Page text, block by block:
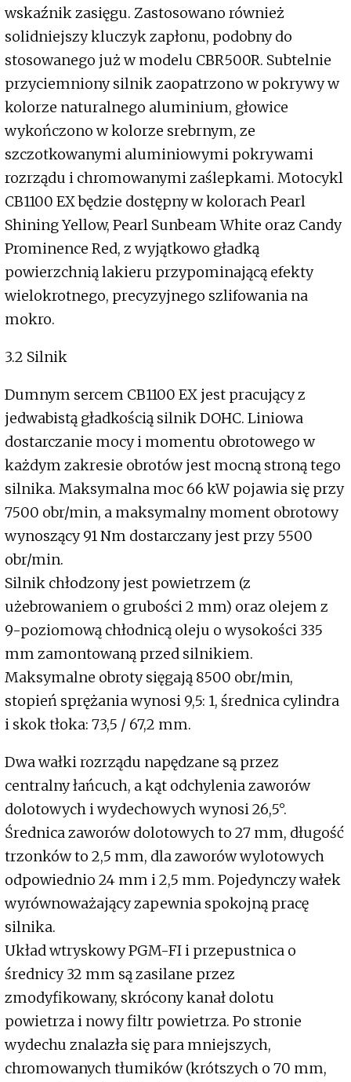
wskaźnik zasięgu. Zastosowano również
solidniejszy kluczyk zapłonu, podobny do
stosowanego już w modelu CBR500R. Subtelnie
przyciemniony silnik zaopatrzono w pokrywy w
kolorze naturalnego aluminium, głowice
wykończono w kolorze srebrnym, ze
szczotkowanymi aluminiowymi pokrywami
rozrządu i chromowanymi zaślepkami. Motocykl
CB1100 EX będzie dostępny w kolorach Pearl
Shining Yellow, Pearl Sunbeam White oraz Candy
Prominence Red, z wyjątkowo gładką
powierzchnią lakieru przypominającą efekty
wielokrotnego, precyzyjnego szlifowania na
mokro.
3.2 Silnik
Dumnym sercem CB1100 EX jest pracujący z
jedwabistą gładkością silnik DOHC. Liniowa
dostarczanie mocy i momentu obrotowego w
każdym zakresie obrotów jest mocną stroną tego
silnika. Maksymalna moc 66 kW pojawia się przy
7500 obr/min, a maksymalny moment obrotowy
wynoszący 91 Nm dostarczany jest przy 5500
obr/min.
Silnik chłodzony jest powietrzem (z
użebrowaniem o grubości 2 mm) oraz olejem z
9-poziomową chłodnicą oleju o wysokości 335
mm zamontowaną przed silnikiem.
Maksymalne obroty sięgają 8500 obr/min,
stopień sprężania wynosi 9,5: 1, średnica cylindra
i skok tłoka: 73,5 / 67,2 mm.
Dwa wałki rozrządu napędzane są przez
centralny łańcuch, a kąt odchylenia zaworów
dolotowych i wydechowych wynosi 26,5°.
Średnica zaworów dolotowych to 27 mm, długość
trzonków to 2,5 mm, dla zaworów wylotowych
odpowiednio 24 mm i 2,5 mm. Pojedynczy wałek
wyrównoważający zapewnia spokojną pracę
silnika.
Układ wtryskowy PGM-FI i przepustnica o
średnicy 32 mm są zasilane przez
zmodyfikowany, skrócony kanał dolotu
powietrza i nowy filtr powietrza. Po stronie
wydechu znalazła się para mniejszych,
chromowanych tłumików (krótszych o 70 mm,